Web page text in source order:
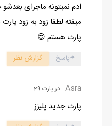
ادم نمیتونه ماجرای
میفته لطفا زود به زود پارت
پارت هستم 😍
پاسخ گزارش نظر
Asra در پارت 29
پارت جدید پلیزز